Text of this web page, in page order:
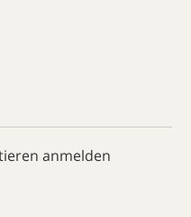
anmelden